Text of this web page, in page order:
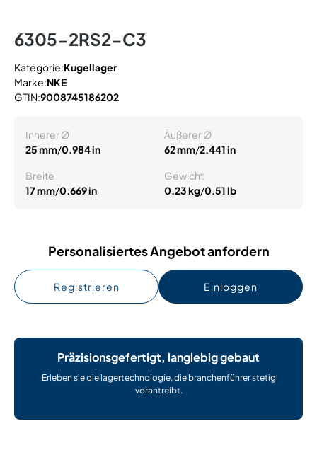
6305-2RS2-C3
Kategorie:Kugellager
Marke:NKE
GTIN:9008745186202
Innerer Ø
25 mm/0.984 in
Äußerer Ø
62 mm/2.441 in
Breite
17 mm/0.669 in
Gewicht
0.23 kg/0.51 lb
Personalisiertes Angebot anfordern
Registrieren Einloggen
Präzisionsgefertigt, langlebig gebaut
Erleben sie die lagertechnologie, die branchenführer stetig
vorantreibt.